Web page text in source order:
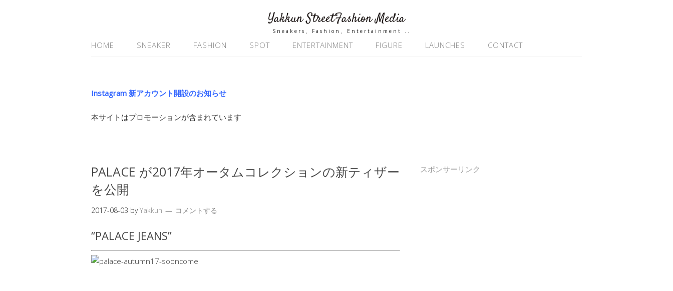
Yakkun StreetFashion Media
Sneakers、Fashion、Entertainment ..
HOME SNEAKER FASHION SPOT ENTERTAINMENT FIGURE LAUNCHES CONTACT
Instagram 新アカウント開設のお知らせ
本サイトはプロモーションが含まれています
PALACE が2017年オータムコレクションの新ティザー
を公開
2017-08-03 byYakkun コメントする
“PALACE JEANS”
スポンサーリンク